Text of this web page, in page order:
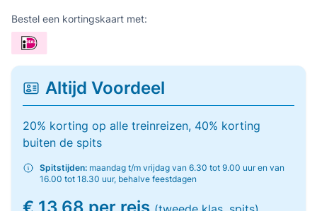
Bestel een kortingskaart met:
Altijd Voordeel
20% korting op alle treinreizen, 40% korting
buiten de spits
Spitstijden: maandag t/m vrijdag van 6.30 tot 9.00 uur en van
16.00 tot 18.30 uur, behalve feestdagen